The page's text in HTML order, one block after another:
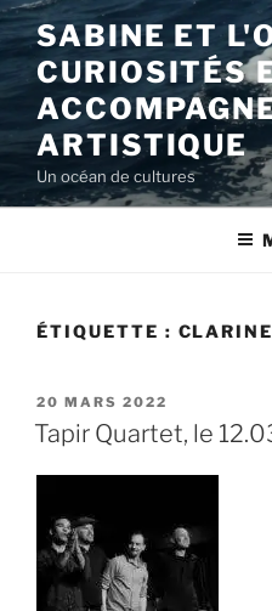
Aller
au
contenu
principal
SABINE ET
CURIOSITÉS
ARTISTIQUE
Un océan de cultures
ÉTIQUETTE :
PUBLIÉ
LE
20 MARS 2022
Tapir Quartet, le